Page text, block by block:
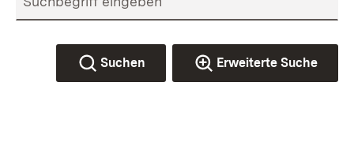
Suchen Erweiterte Suche